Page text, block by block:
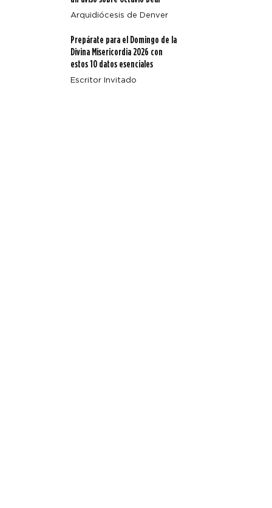
Arquidiócesis de Denver
Prepárate para el Domingo de la
Divina Misericordia 2026 con
estos 10 datos esenciales
Escritor Invitado